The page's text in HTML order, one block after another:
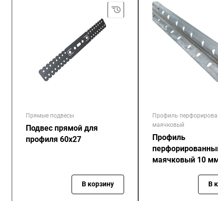
Прямые подвесы
Подвес прямой для
профиля 60х27
В корзину
Профиль
маячковый
Профиль
маячковый 10
В